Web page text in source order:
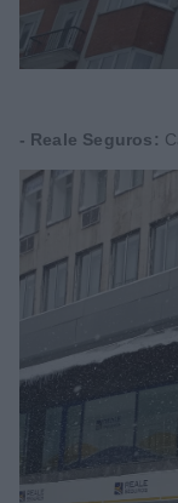
- Reale Seguros: